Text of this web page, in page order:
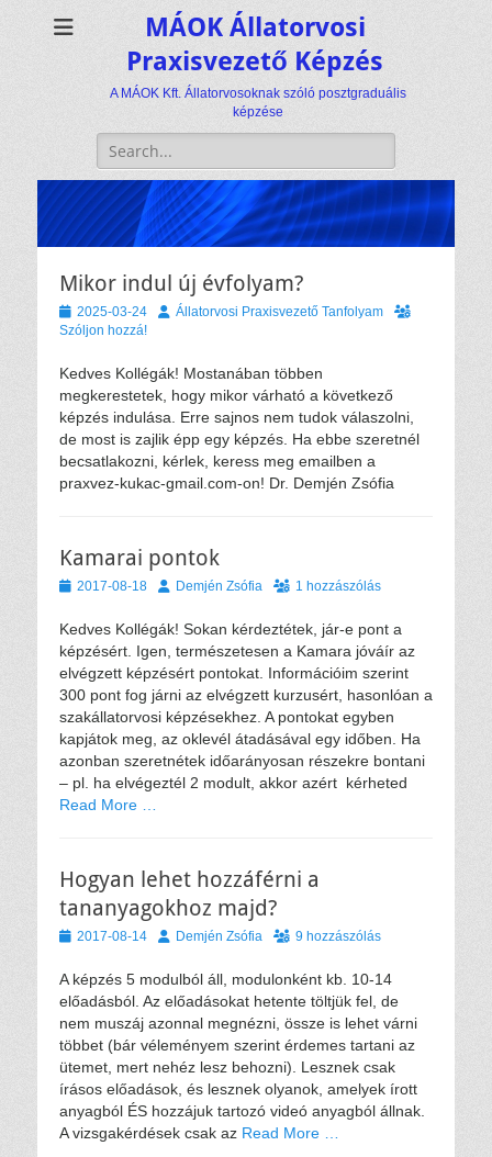
MÁOK Állatorvosi
Praxisvezető Képzés
A MÁOK Kft. Állatorvosoknak szóló posztgraduális
képzése
Keresés:
Mikor indul új évfolyam?
Közzétéve
2025-03-24 SzerzőÁllatorvosi Praxisvezető Tanfolyam
Szóljon hozzá!
Kedves Kollégák! Mostanában többen
megkerestetek, hogy mikor várható a következő
képzés indulása. Erre sajnos nem tudok válaszolni,
de most is zajlik épp egy képzés. Ha ebbe szeretnél
becsatlakozni, kérlek, keress meg emailben a
praxvez-kukac-gmail.com-on! Dr. Demjén Zsófia
Kamarai pontok
Közzétéve
2017-08-18 SzerzőDemjén Zsófia 1 hozzászólás
Kedves Kollégák! Sokan kérdeztétek, jár-e pont a
képzésért. Igen, természetesen a Kamara jóváír az
elvégzett képzésért pontokat. Információim szerint
300 pont fog járni az elvégzett kurzusért, hasonlóan a
szakállatorvosi képzésekhez. A pontokat egyben
kapjátok meg, az oklevél átadásával egy időben. Ha
azonban szeretnétek időarányosan részekre bontani
– pl. ha elvégeztél 2 modult, akkor azért kérheted
Read More …
Hogyan lehet hozzáférni a
tananyagokhoz majd?
Közzétéve
2017-08-14 SzerzőDemjén Zsófia 9 hozzászólás
A képzés 5 modulból áll, modulonként kb. 10-14
előadásból. Az előadásokat hetente töltjük fel, de
nem muszáj azonnal megnézni, össze is lehet várni
többet (bár véleményem szerint érdemes tartani az
ütemet, mert nehéz lesz behozni). Lesznek csak
írásos előadások, és lesznek olyanok, amelyek írott
anyagból ÉS hozzájuk tartozó videó anyagból állnak.
A vizsgakérdések csak az Read More …